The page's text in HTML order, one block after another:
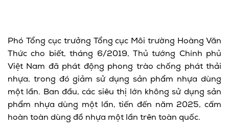
Phó Tổng cục trưởng Tổng cục Môi trường Hoàng Văn
Thức cho biết, tháng 6/2019, Thủ tướng Chính phủ
Việt Nam đã phát động phong trào chống phát thải
nhựa, trong đó giảm sử dụng sản phẩm nhựa dùng
một lần. Ban đầu, các siêu thị lớn không sử dụng sản
phẩm nhựa dùng một lần, tiến đến năm 2025, cấm
hoàn toàn dùng đồ nhựa một lần trên toàn quốc.